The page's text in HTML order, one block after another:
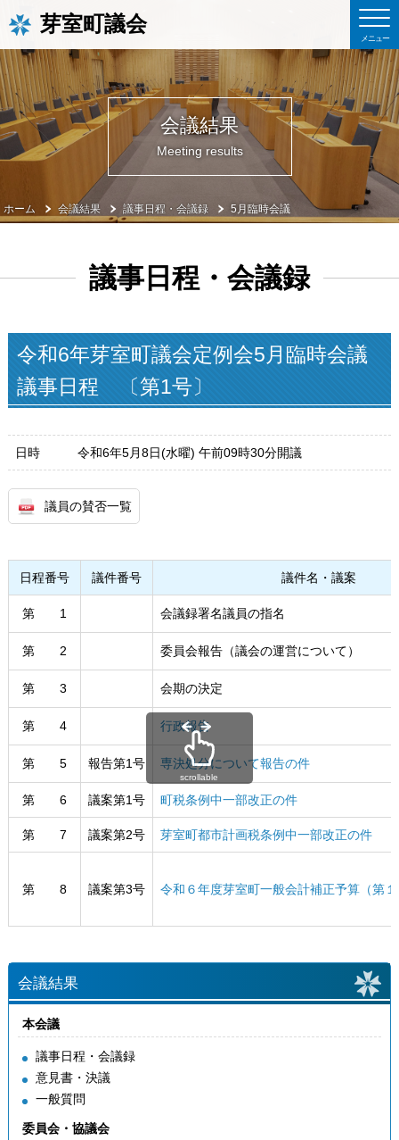
芽室町議会
会議結果
Meeting results
ホーム 会議結果 議事日程・会議録 5月臨時会議
議事日程・会議録
令和6年芽室町議会定例会5月臨時会議
議事日程 〔第1号〕
日時 令和6年5月8日(水曜) 午前09時30分開議
議員の賛否一覧
日程番号 議件番号 議件名・議案
第 1 会議録署名議員の指名
第 2 委員会報告（議会の運営について）
第 3 会期の決定
第 4 行政報告
第 5 報告第1号 専決処分について報告の件
第 6 議案第1号 町税条例中一部改正の件
第 7 議案第2号 芽室町都市計画税条例中一部改正の件
第 8 議案第3号 令和６年度芽室町一般会計補正予算（第
scrollable
会議結果
本会議
議事日程・会議録
意見書・決議
一般質問
委員会・協議会